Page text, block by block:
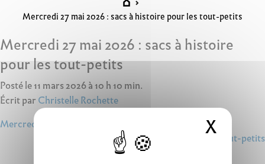
X
Mercredi 27 mai 2026 : sacs à histoire pour les tout-petits
Mercredi 27 mai 2026 : sacs à histoire
pour les tout-petits
Posté le 11 mars 2026 à 10 h 10 min.
Écrit par Christelle Rochette
Navigation
Mercredi 13 mai : sacs à histoire pour les tout-petits
Mercredi 10 juin : sacs à histoire pour les tout-petits